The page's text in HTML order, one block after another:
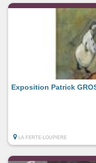
Exposition Patrick
LA FERTE-LOUPIERE